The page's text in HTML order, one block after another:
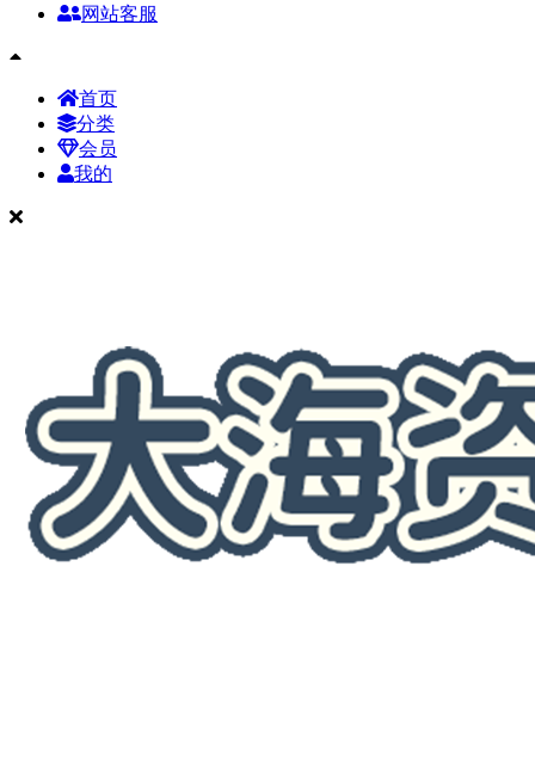
网站客服
首页
分类
会员
我的